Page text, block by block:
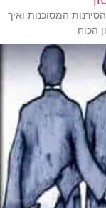
המסוכנות ואיך
הכוח